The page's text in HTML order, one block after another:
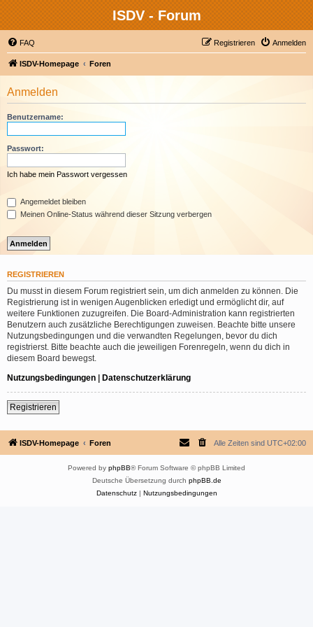
ISDV - Forum
FAQ Anmelden
Registrieren
ISDV-Homepage Foren
Anmelden
Benutzername:
Passwort:
Ich habe mein Passwort vergessen
Angemeldet bleiben
Meinen Online-Status während dieser Sitzung verbergen
REGISTRIEREN
Du musst in diesem Forum registriert sein, um dich anmelden zu können. Die
Registrierung ist in wenigen Augenblicken erledigt und ermöglicht dir, auf
weitere Funktionen zuzugreifen. Die Board-Administration kann registrierten
Benutzern auch zusätzliche Berechtigungen zuweisen. Beachte bitte unsere
Nutzungsbedingungen und die verwandten Regelungen, bevor du dich
registrierst. Bitte beachte auch die jeweiligen Forenregeln, wenn du dich in
diesem Board bewegst.
Nutzungsbedingungen | Datenschutzerklärung
Registrieren
ISDV-Homepage Foren Alle Zeiten sind UTC+02:00
Powered by phpBB® Forum Software © phpBB Limited
Deutsche Übersetzung durch phpBB.de
Datenschutz| Nutzungsbedingungen